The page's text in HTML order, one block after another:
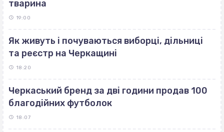
тварина
19:00
Як живуть і почуваються виборці, дільниці
та реєстр на Черкащині
18:20
Черкаський бренд за дві години продав 100
благодійних футболок
18:07